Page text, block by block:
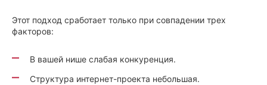
Этот подход сработает только при совпадении трех
факторов:
В вашей нише слабая конкуренция.
Структура интернет-проекта небольшая.